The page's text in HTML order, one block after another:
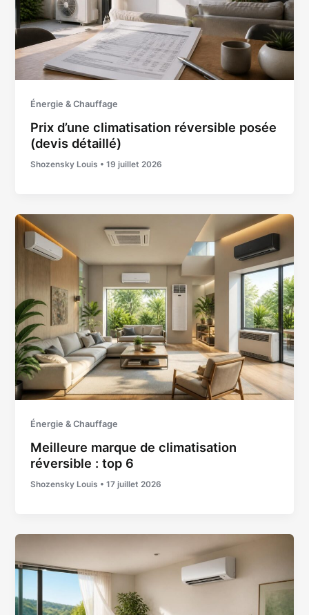
Énergie & Chauffage
Prix d’une climatisation réversible posée
(devis détaillé)
Shozensky Louis •19 juillet 2026
Énergie & Chauffage
Meilleure marque de climatisation
réversible : top 6
Shozensky Louis •17 juillet 2026